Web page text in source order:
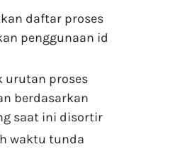
daftar proses
penggunaan id
urutan proses
berdasarkan
saat ini disortir
waktu tunda